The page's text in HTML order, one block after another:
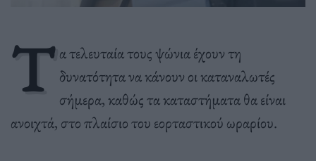
Τ α τελευταία τους ψώνια έχουν τη
δυνατότητα να κάνουν οι καταναλωτές
σήμερα, καθώς τα καταστήματα θα είναι
ανοιχτά, στο πλαίσιο του εορταστικού ωραρίου.